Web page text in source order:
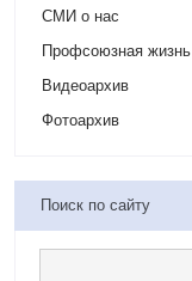
СМИ о нас
Профсоюзная жизнь
Видеоархив
Фотоархив
Поиск по сайту